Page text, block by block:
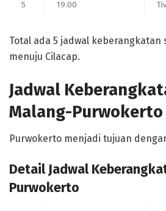
5
19.00
Total ada 5 jadwal keberangkatan
menuju Cilacap.
Jadwal
Malang-Purwokerto
Purwokerto menjadi tujuan
Detail Jadwal
Purwokerto